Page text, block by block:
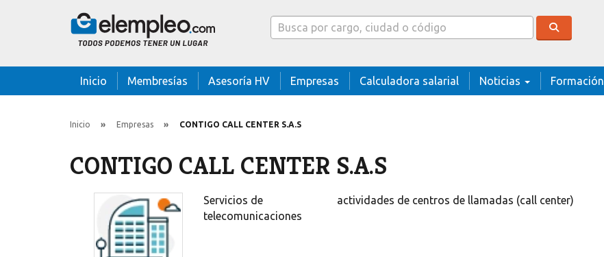
Caja buscador
Inicio Membresías Asesoría HV Empresas Calculadora salarial Noticias Formación
Inicio Empresas CONTIGO CALL CENTER S.A.S
CONTIGO CALL CENTER S.A.S
Servicios de
telecomunicaciones
actividades de centros de llamadas (call center)